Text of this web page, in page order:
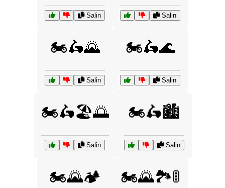
Salin Salin
🏍️🛵🌄
Salin
🏍️🛵🌊
Salin
🏍️🛵🏖️🌅
Salin
🏍️🛵🏙️
Salin
🏍️🌄🏕️ 🏍️🌄🏞️🚦